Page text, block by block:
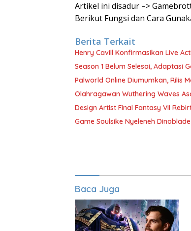
Artikel ini disadur –>
Berikut Fungsi dan Cara
Berita Terkait
Henry Cavill Konfirmasikan Live
Season 1 Belum Selesai, Adaptasi
Palworld Online Diumumkan, Rilis
Olahragawan Wuthering Waves
Design Artist Final Fantasy VII
Game Soulsike Nyeleneh
Baca Juga